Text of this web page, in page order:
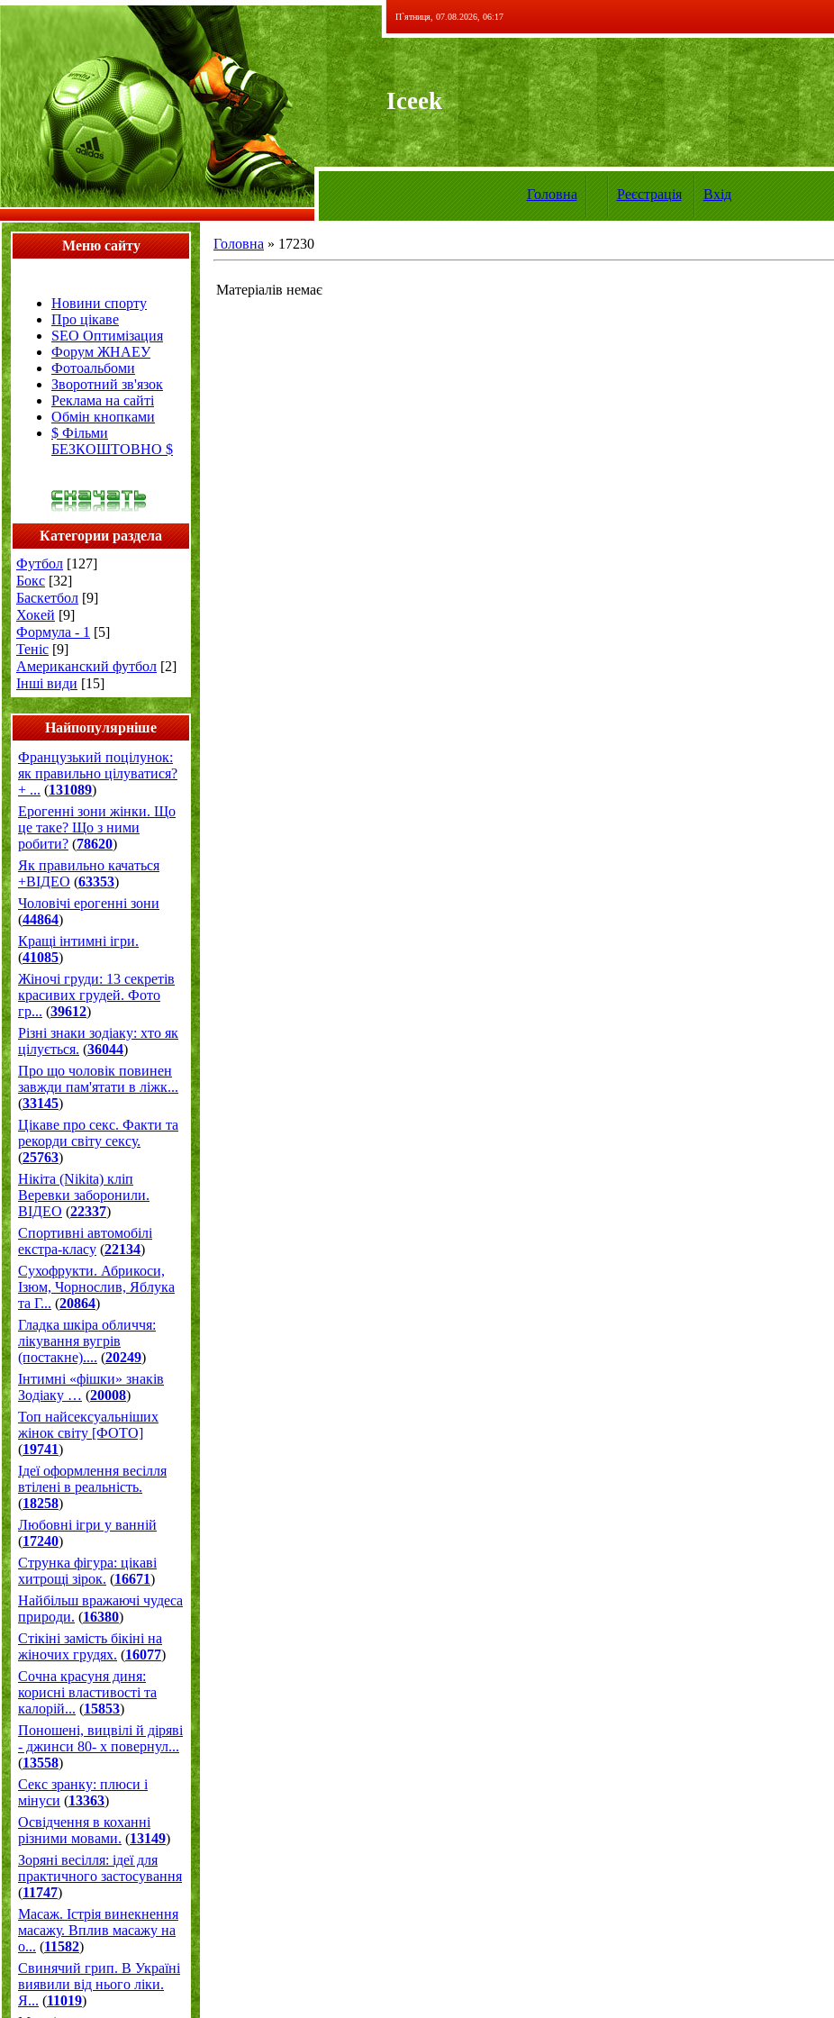
П`ятниця, 07.08.2026, 06:17
Iceek
Головна Реєстрація Вхід
Меню сайту
Новини спорту
Про цікаве
SEO Оптимізация
Форум ЖНАЕУ
Фотоальбоми
Зворотний зв'язок
Реклама на сайті
Обмін кнопками
$ Фільми
БЕЗКОШТОВНО $
Категории раздела
Футбол [127]
Бокс [32]
Баскетбол [9]
Хокей [9]
Формула - 1 [5]
Теніс [9]
Американский футбол [2]
Інші види [15]
Найпопулярніше
Французький поцілунок:
як правильно цілуватися?
+ ... (131089)
Ерогенні зони жінки. Що
це таке? Що з ними
робити? (78620)
Як правильно качаться
+ВІДЕО (63353)
Чоловічі ерогенні зони
(44864)
Кращі інтимні ігри.
(41085)
Жіночі груди: 13 секретів
красивих грудей. Фото
гр... (39612)
Різні знаки зодіаку: хто як
цілується. (36044)
Про що чоловік повинен
завжди пам'ятати в ліжк...
(33145)
Цікаве про секс. Факти та
рекорди світу сексу.
(25763)
Нікіта (Nikita) кліп
Веревки заборонили.
ВІДЕО (22337)
Спортивні автомобілі
екстра-класу (22134)
Cухофрукти. Абрикоси,
Ізюм, Чорнослив, Яблука
та Г... (20864)
Гладка шкіра обличчя:
лікування вугрів
(постакне).... (20249)
Інтимні «фішки» знаків
Зодіаку … (20008)
Топ найсексуальніших
жінок світу [ФОТО]
(19741)
Ідеї оформлення весілля
втілені в реальність.
(18258)
Любовні ігри у ванній
(17240)
Струнка фігура: цікаві
хитрощі зірок. (16671)
Найбільш вражаючі чудеса
природи. (16380)
Стікіні замість бікіні на
жіночих грудях. (16077)
Сочна красуня диня:
корисні властивості та
калорій... (15853)
Поношені, вицвілі й діряві
- джинси 80- х повернул...
(13558)
Секс зранку: плюси і
мінуси (13363)
Освідчення в коханні
різними мовами. (13149)
Зоряні весілля: ідеї для
практичного застосування
(11747)
Масаж. Істрія винекнення
масажу. Вплив масажу на
о... (11582)
Свинячий грип. В Україні
виявили від нього ліки.
Я... (11019)
Головна » 17230
Матеріалів немає